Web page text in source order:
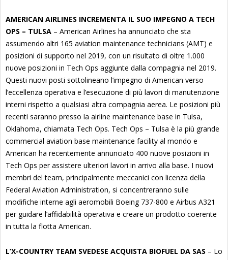
AMERICAN AIRLINES INCREMENTA IL SUO IMPEGNO A TECH
OPS – TULSA – American Airlines ha annunciato che sta
assumendo altri 165 aviation maintenance technicians (AMT) e
posizioni di supporto nel 2019, con un risultato di oltre 1.000
nuove posizioni in Tech Ops aggiunte dalla compagnia nel 2019.
Questi nuovi posti sottolineano l’impegno di American verso
l’eccellenza operativa e l’esecuzione di più lavori di manutenzione
interni rispetto a qualsiasi altra compagnia aerea. Le posizioni più
recenti saranno presso la airline maintenance base in Tulsa,
Oklahoma, chiamata Tech Ops. Tech Ops – Tulsa è la più grande
commercial aviation base maintenance facility al mondo e
American ha recentemente annunciato 400 nuove posizioni in
Tech Ops per assistere ulteriori lavori in arrivo alla base. I nuovi
membri del team, principalmente meccanici con licenza della
Federal Aviation Administration, si concentreranno sulle
modifiche interne agli aeromobili Boeing 737-800 e Airbus A321
per guidare l’affidabilità operativa e creare un prodotto coerente
in tutta la flotta American.
L’X-COUNTRY TEAM SVEDESE ACQUISTA BIOFUEL DA SAS – Lo